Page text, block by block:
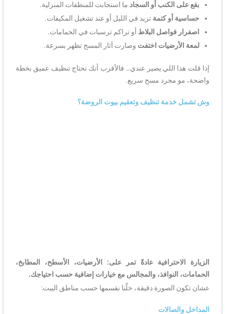
بقع على الكنب أو السجاد ما استجابت للمنظفات المنزلية.
حساسية أو كتمة تزيد في الليل أو عند تشغيل المكيفات.
اصفرار فواصل البلاط أو تراكم ترسبات في الحمامات.
لمعة الأرضيات اختفت وصارت آثار المسح تظهر بسرعة.
إذا قلت هذا اللي يصير عندي… فالأقرب أنك تحتاج تنظيف عميق بخطة
واضحة، مو مجرد مسح سريع.
وش تشمل خدمة تنظيف وتعقيم بيوت الروضة؟
الزيارة الاحترافية عادةً تمر على: الأرضيات، الأسطح، المطابخ،
الحمامات، النوافذ، والمجالس مع خيارات إضافية حسب احتياجك.
عشان تكون الصورة دقيقة، خلّنا نقسمها حسب مناطق البيت:
المداخل والصالات